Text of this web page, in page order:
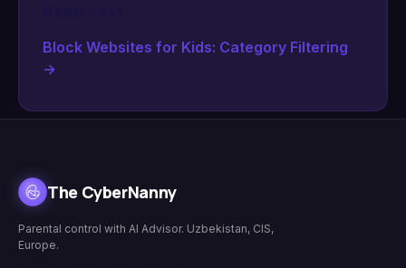
Block Websites for Kids: Category Filtering
→
The CyberNanny
Parental control with AI Advisor. Uzbekistan, CIS,
Europe.